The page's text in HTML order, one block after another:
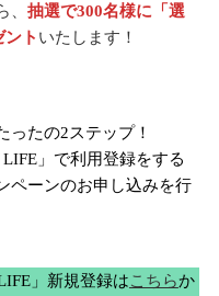
抽選で300名様に「選
ト いたします！
ったの2ステップ！
」で利用登録をする
ーンのお申し込みを行
」新規登録はこちらか